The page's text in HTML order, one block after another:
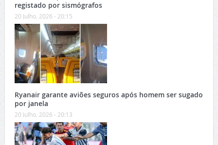
registado por sismógrafos
20 Julho, 2026 - 20:15
Ryanair garante aviões seguros após homem ser sugado
por janela
20 Julho, 2026 - 20:13